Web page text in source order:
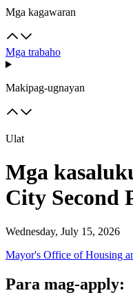
Mga kagawaran
Mga trabaho
Makipag-ugnayan
Ulat
Mga
City Second
Wednesday, July 15, 2026
Mayor's Office of Housing
Para mag-apply: